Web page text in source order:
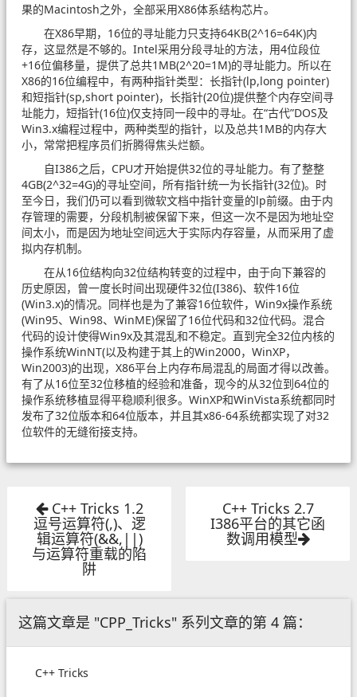
果的Macintosh之外，全部采用X86体系结构芯片。
在X86早期，16位的寻址能力只支持64KB(2^16=64K)内
存，这显然是不够的。Intel采用分段寻址的方法，用4位段位
+16位偏移量，提供了总共1MB(2^20=1M)的寻址能力。所以在
X86的16位编程中，有两种指针类型：长指针(lp,long pointer)
和短指针(sp,short pointer)，长指针(20位)提供整个内存空间寻
址能力，短指针(16位)仅支持同一段中的寻址。在“古代”DOS及
Win3.x编程过程中，两种类型的指针，以及总共1MB的内存大
小，常常把程序员们折腾得焦头烂额。
自I386之后，CPU才开始提供32位的寻址能力。有了整整
4GB(2^32=4G)的寻址空间，所有指针统一为长指针(32位)。时
至今日，我们仍可以看到微软文档中指针变量的lp前缀。由于内
存管理的需要，分段机制被保留下来，但这一次不是因为地址空
间太小，而是因为地址空间远大于实际内存容量，从而采用了虚
拟内存机制。
在从16位结构向32位结构转变的过程中，由于向下兼容的
历史原因，曾一度长时间出现硬件32位(I386)、软件16位
(Win3.x)的情况。同样也是为了兼容16位软件，Win9x操作系统
(Win95、Win98、WinME)保留了16位代码和32位代码。混合
代码的设计使得Win9x及其混乱和不稳定。直到完全32位内核的
操作系统WinNT(以及构建于其上的Win2000，WinXP，
Win2003)的出现，X86平台上内存布局混乱的局面才得以改善。
有了从16位至32位移植的经验和准备，现今的从32位到64位的
操作系统移植显得平稳顺利很多。WinXP和WinVista系统都同时
发布了32位版本和64位版本，并且其x86-64系统都实现了对32
位软件的无缝衔接支持。
C++ Tricks 1.2
逗号运算符(,)、逻
辑运算符(&&,||)
与运算符重载的陷
阱
C++ Tricks 2.7
I386平台的其它函
数调用模型
这篇文章是 "CPP_Tricks" 系列文章的第 4 篇：
C++ Tricks